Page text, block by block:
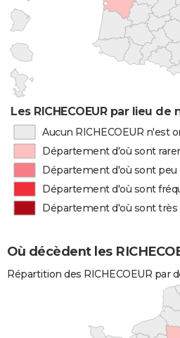
Les RICHECOEUR par lieu de
Aucun RICHECOEUR n'est
Département d'où sont
Département d'où sont peu
Département d'où sont
Département d'où sont très
Où décèdent les
Répartition des RICHECOEUR par